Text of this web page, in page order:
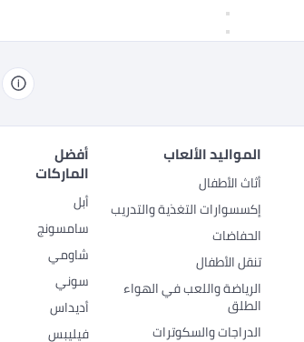
المواليد الألعاب
أثاث الأطفال
إكسسوارات التغذية والتدريب
الحفاضات
تنقل الأطفال
الرياضة واللعب في الهواء
الطلق
الدراجات والسكوترات
أفضل
الماركات
أبل
سامسونج
شاومي
سوني
أديداس
فيليبس